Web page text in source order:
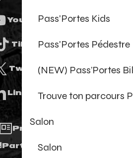
Pass'Portes Kids
Pass'Portes Pédestre
(NEW) Pass’Portes
Trouve ton parcours
Salon
Salon
Youtube
Tiktok
Twitter
Linkedin
Presse
Partenaires